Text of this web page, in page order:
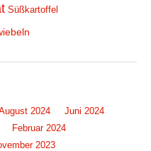
Süßkartoffel
2024
Juni 2024
Februar 2024
2023